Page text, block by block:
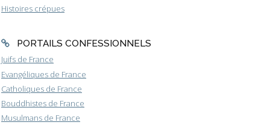
Histoires crépues
PORTAILS CONFESSIONNELS
Juifs de France
Evangéliques de France
Catholiques de France
Bouddhistes de France
Musulmans de France